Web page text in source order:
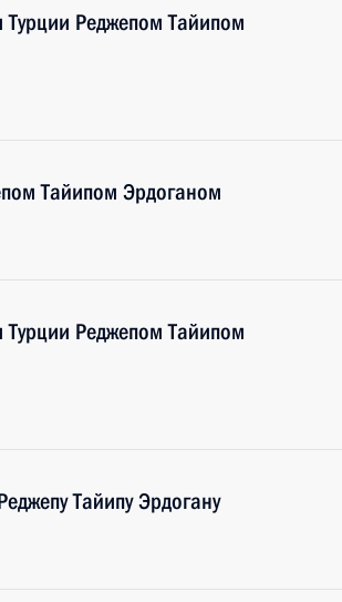
Реджепом Тайипом
Тайипом Эрдоганом
Реджепом Тайипом
Тайипу Эрдогану